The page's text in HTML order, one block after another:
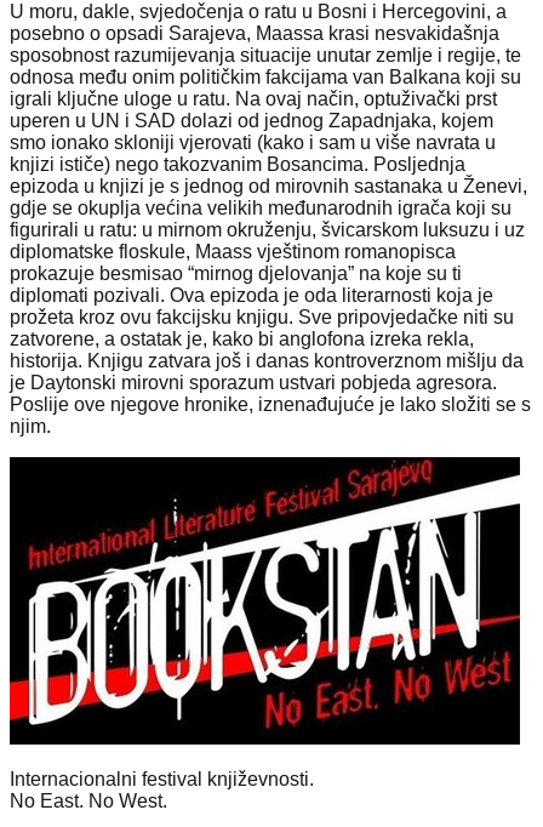
U moru, dakle, svjedočenja o ratu u Bosni i Hercegovini, a
posebno o opsadi Sarajeva, Maassa krasi nesvakidašnja
sposobnost razumijevanja situacije unutar zemlje i regije, te
odnosa među onim političkim fakcijama van Balkana koji su
igrali ključne uloge u ratu. Na ovaj način, optuživački prst
uperen u UN i SAD dolazi od jednog Zapadnjaka, kojem
smo ionako skloniji vjerovati (kako i sam u više navrata u
knjizi ističe) nego takozvanim Bosancima. Posljednja
epizoda u knjizi je s jednog od mirovnih sastanaka u Ženevi,
gdje se okuplja većina velikih međunarodnih igrača koji su
figurirali u ratu: u mirnom okruženju, švicarskom luksuzu i uz
diplomatske floskule, Maass vještinom romanopisca
prokazuje besmisao “mirnog djelovanja” na koje su ti
diplomati pozivali. Ova epizoda je oda literarnosti koja je
prožeta kroz ovu fakcijsku knjigu. Sve pripovjedačke niti su
zatvorene, a ostatak je, kako bi anglofona izreka rekla,
historija. Knjigu zatvara još i danas kontroverznom mišlju da
je Daytonski mirovni sporazum ustvari pobjeda agresora.
Poslije ove njegove hronike, iznenađujuće je lako složiti se s
njim.
Internacionalni festival književnosti.
No East. No West.